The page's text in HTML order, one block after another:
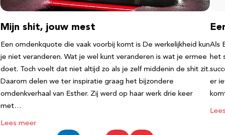
Mijn shit, jouw mest
Een omdenkquote die vaak voorbij komt is De werkelijkheid kun
je niet veranderen. Wat je wel kunt veranderen is wat je ermee
doet. Toch voelt dat niet altijd zo als je zelf middenin de shit zit.
Daarom delen we ter inspiratie graag het bijzondere
omdenkverhaal van Esther. Zij werd op haar werk drie keer
met…
Lees meer
Als
het
er